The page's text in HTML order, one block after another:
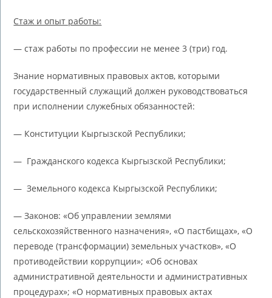
Стаж и опыт работы:
— стаж работы по профессии не менее 3 (три) год.
Знание нормативных правовых актов, которыми
государственный служащий должен руководствоваться
при исполнении служебных обязанностей:
— Конституции Кыргызской Республики;
— Гражданского кодекса Кыргызской Республики;
— Земельного кодекса Кыргызской Республики;
— Законов: «Об управлении землями
сельскохозяйственного назначения», «О пастбищах», «О
переводе (трансформации) земельных участков», «О
противодействии коррупции»; «Об основах
административной деятельности и административных
процедурах»; «О нормативных правовых актах